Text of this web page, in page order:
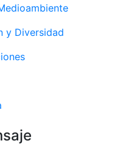
y Diversidad